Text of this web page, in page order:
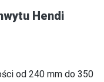
Hendi
od 240 mm do 350